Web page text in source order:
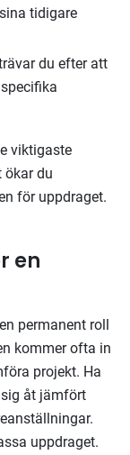
tidigare
du efter att
viktigaste
ökar du
för uppdraget.
en
permanent roll
kommer ofta in
projekt. Ha
åt jämfört
uppdraget.